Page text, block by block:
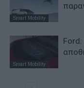
Smart Mobility
Smart Mobility